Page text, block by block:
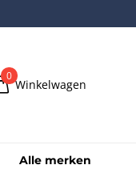
0
Winkelwagen
Alle merken